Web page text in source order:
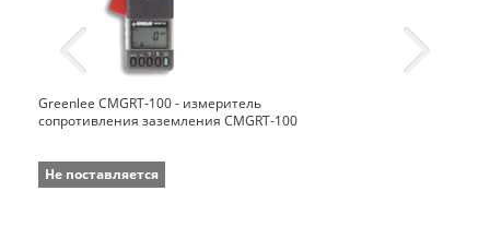
Greenlee CMGRT-100 - измеритель
сопротивления заземления CMGRT-100
Не поставляется